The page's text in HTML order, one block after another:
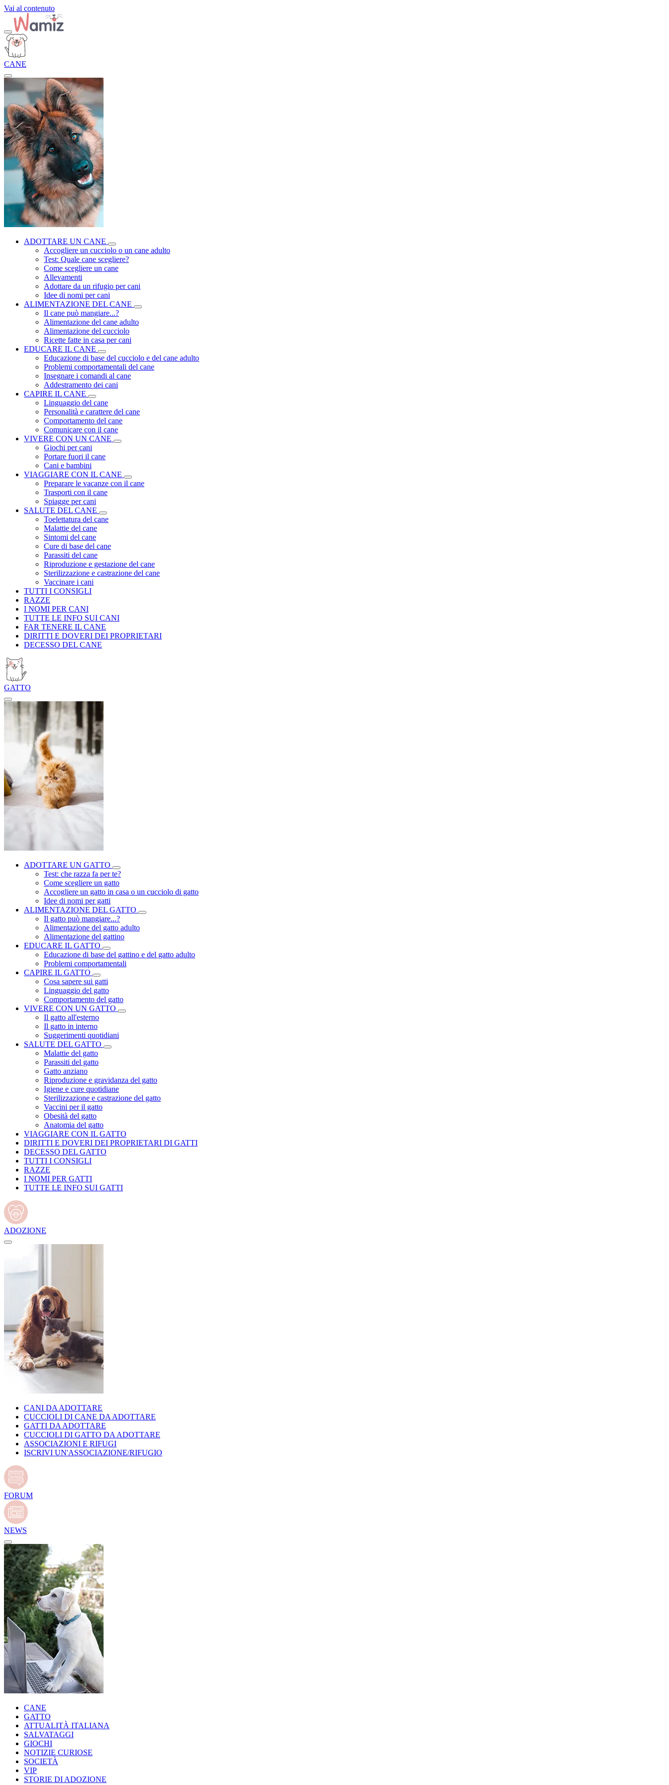
Vai al contenuto
CANE
ADOTTARE UN CANE
Accogliere un cucciolo o un cane adulto
Test: Quale cane scegliere?
Come scegliere un cane
Allevamenti
Adottare da un rifugio per cani
Idee di nomi per cani
ALIMENTAZIONE DEL CANE
Il cane può mangiare...?
Alimentazione del cane adulto
Alimentazione del cucciolo
Ricette fatte in casa per cani
EDUCARE IL CANE
Educazione di base del cucciolo e del cane adulto
Problemi comportamentali del cane
Insegnare i comandi al cane
Addestramento dei cani
CAPIRE IL CANE
Linguaggio del cane
Personalità e carattere del cane
Comportamento del cane
Comunicare con il cane
VIVERE CON UN CANE
Giochi per cani
Portare fuori il cane
Cani e bambini
VIAGGIARE CON IL CANE
Preparare le vacanze con il cane
Trasporti con il cane
Spiagge per cani
SALUTE DEL CANE
Toelettatura del cane
Malattie del cane
Sintomi del cane
Cure di base del cane
Parassiti del cane
Riproduzione e gestazione del cane
Sterilizzazione e castrazione del cane
Vaccinare i cani
TUTTI I CONSIGLI
RAZZE
I NOMI PER CANI
TUTTE LE INFO SUI CANI
FAR TENERE IL CANE
DIRITTI E DOVERI DEI PROPRIETARI
DECESSO DEL CANE
GATTO
ADOTTARE UN GATTO
Test: che razza fa per te?
Come scegliere un gatto
Accogliere un gatto in casa o un cucciolo di gatto
Idee di nomi per gatti
ALIMENTAZIONE DEL GATTO
Il gatto può mangiare...?
Alimentazione del gatto adulto
Alimentazione del gattino
EDUCARE IL GATTO
Educazione di base del gattino e del gatto adulto
Problemi comportamentali
CAPIRE IL GATTO
Cosa sapere sui gatti
Linguaggio del gatto
Comportamento del gatto
VIVERE CON UN GATTO
Il gatto all'esterno
Il gatto in interno
Suggerimenti quotidiani
SALUTE DEL GATTO
Malattie del gatto
Parassiti del gatto
Gatto anziano
Riproduzione e gravidanza del gatto
Igiene e cure quotidiane
Sterilizzazione e castrazione del gatto
Vaccini per il gatto
Obesità del gatto
Anatomia del gatto
VIAGGIARE CON IL GATTO
DIRITTI E DOVERI DEI PROPRIETARI DI GATTI
DECESSO DEL GATTO
TUTTI I CONSIGLI
RAZZE
I NOMI PER GATTI
TUTTE LE INFO SUI GATTI
ADOZIONE
CANI DA ADOTTARE
CUCCIOLI DI CANE DA ADOTTARE
GATTI DA ADOTTARE
CUCCIOLI DI GATTO DA ADOTTARE
ASSOCIAZIONI E RIFUGI
ISCRIVI UN'ASSOCIAZIONE/RIFUGIO
FORUM
NEWS
CANE
GATTO
ATTUALITÀ ITALIANA
SALVATAGGI
GIOCHI
NOTIZIE CURIOSE
SOCIETÀ
VIP
STORIE DI ADOZIONE